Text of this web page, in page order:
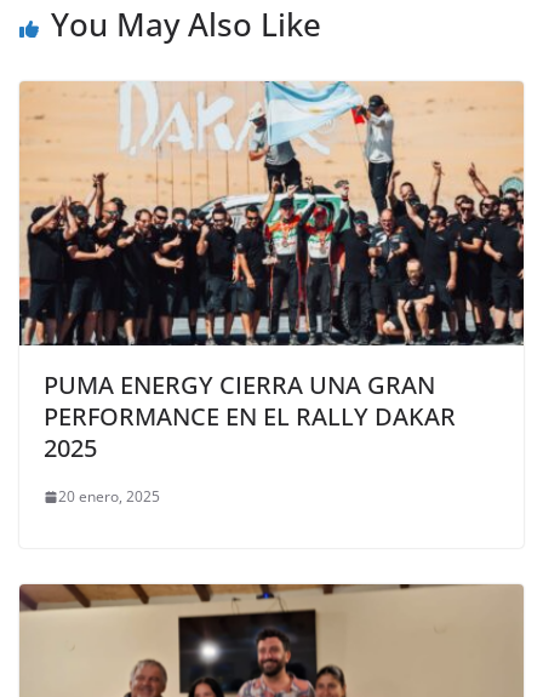
You May Also Like
PUMA ENERGY CIERRA UNA GRAN
PERFORMANCE EN EL RALLY DAKAR
2025
20 enero, 2025